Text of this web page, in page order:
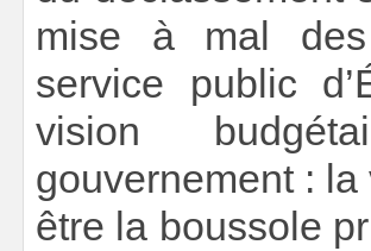
mise à mal des
service public
vision
gouvernement :
être la boussole